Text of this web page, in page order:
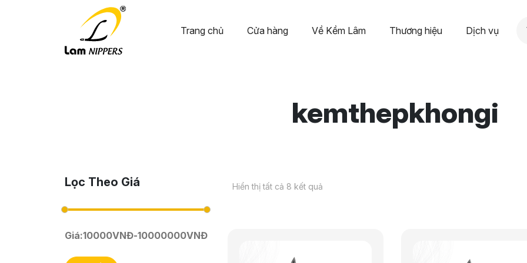
Trang chủ Cửa hàng Về Kềm Lâm Thương hiệu Dịch vụ
kemthepkhongi
Lọc Theo Giá
Giá:10000VNĐ-10000000VNĐ
Hiển thị tất cả 8 kết quả